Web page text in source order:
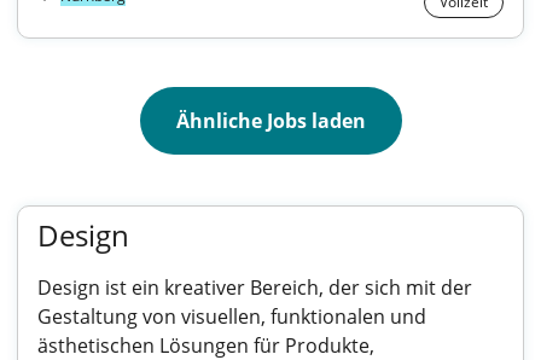
Ähnliche Jobs laden
Design
Design ist ein kreativer Bereich, der sich mit der
Gestaltung von visuellen, funktionalen und
ästhetischen Lösungen für Produkte,